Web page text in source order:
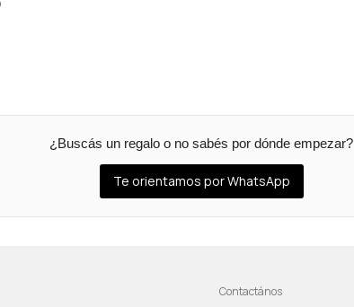
¿Buscás un regalo o no sabés por dónde empezar?
Te orientamos por WhatsApp
Contactános